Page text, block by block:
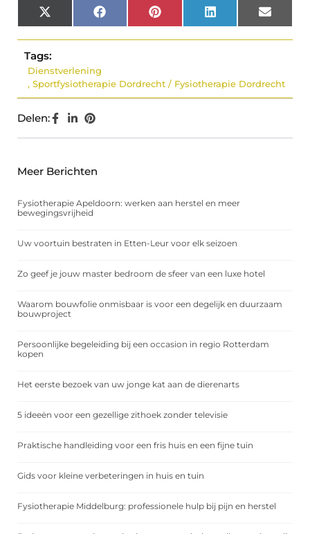
X
(Twitter)
Facebook Pinterest LinkedIn Email
Tags:
Dienstverlening
, Sportfysiotherapie Dordrecht / Fysiotherapie Dordrecht
Delen:
Meer Berichten
Fysiotherapie Apeldoorn: werken aan herstel en meer
bewegingsvrijheid
Uw voortuin bestraten in Etten-Leur voor elk seizoen
Zo geef je jouw master bedroom de sfeer van een luxe hotel
Waarom bouwfolie onmisbaar is voor een degelijk en duurzaam
bouwproject
Persoonlijke begeleiding bij een occasion in regio Rotterdam
kopen
Het eerste bezoek van uw jonge kat aan de dierenarts
5 ideeën voor een gezellige zithoek zonder televisie
Praktische handleiding voor een fris huis en een fijne tuin
Gids voor kleine verbeteringen in huis en tuin
Fysiotherapie Middelburg: professionele hulp bij pijn en herstel